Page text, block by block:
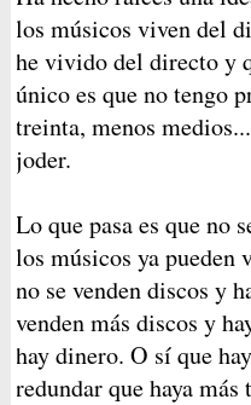
los músicos viven del
he vivido del directo y
único es que no tengo
treinta, menos
joder.
Lo que pasa es que no
los músicos ya
no se venden discos y
venden más discos y
hay dinero. O sí que
redundar que haya